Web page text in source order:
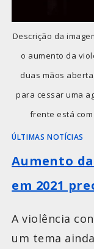
Descrição da
o aumento da
duas mãos
para cessar uma
frente está com
ÚLTIMAS NOTÍCIAS
Aumento
em 2021
A violência
um tema